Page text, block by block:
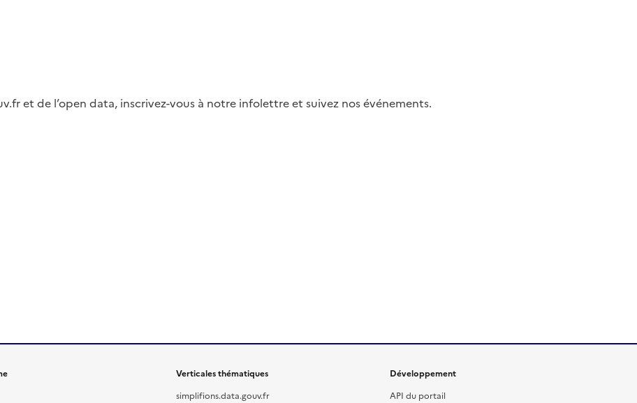
et de l’open data, inscrivez-vous à notre infolettre et suivez nos événements.
Verticales thématiques
simplifions.data.gouv.fr
Développement
API du portail